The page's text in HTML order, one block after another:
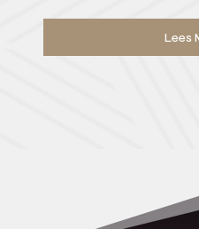
Lees